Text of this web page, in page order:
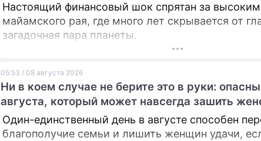
СТИЛЬ
ПРЕСС-
О ПРОЕКТЕ
Настоящий финансовый шок спрятан за
майамского рая, где много лет скрывается от
загадочная пара планеты.
05:53 / 08 августа 2026
Ни в коем случае не берите это в руки:
августа, который может навсегда зашить
Один-единственный день в августе способен
благополучие семьи и лишить женщин удачи,